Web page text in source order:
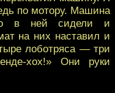
по мотору. Машина
в ней сидели и
на них наставил и
лоботряса — три
хох!» Они руки